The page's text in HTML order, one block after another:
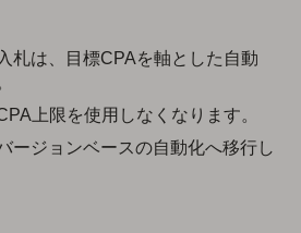
札は、目標CPAを軸とした自動
上限を使用しなくなります。
ージョンベースの自動化へ移行し